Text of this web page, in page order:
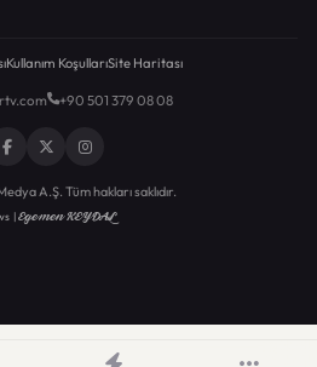
Kullanım KoşullarıSite Haritası
+90 501 379 08 08
A.Ş. Tüm hakları saklıdır.
|Egemen KEYDAL